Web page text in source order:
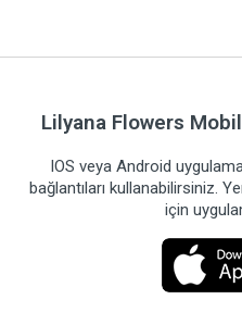
Lilyana Flowers
IOS veya Android
bağlantıları kullanabilirsiniz.
için